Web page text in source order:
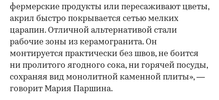
фермерские продукты или пересаживают цветы,
акрил быстро покрывается сетью мелких
царапин. Отличной альтернативой стали
рабочие зоны из керамогранита. Он
монтируется практически без швов, не боится
ни пролитого ягодного сока, ни горячей посуды,
сохраняя вид монолитной каменной плиты», —
говорит Мария Паршина.